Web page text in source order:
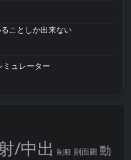
ことしか出来ない
ミュレーター
/中出 制服 剖面圖 動